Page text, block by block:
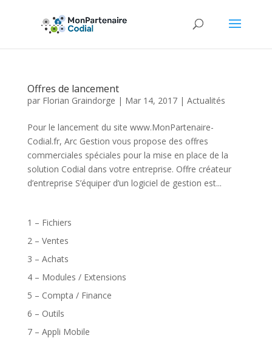
Offres de lancement
par Florian Graindorge | Mar 14, 2017| Actualités
Pour le lancement du site www.MonPartenaire-
Codial.fr, Arc Gestion vous propose des offres
commerciales spéciales pour la mise en place de la
solution Codial dans votre entreprise. Offre créateur
d’entreprise S’équiper d’un logiciel de gestion est...
1 – Fichiers
2 – Ventes
3 – Achats
4 – Modules / Extensions
5 – Compta / Finance
6 – Outils
7 – Appli Mobile